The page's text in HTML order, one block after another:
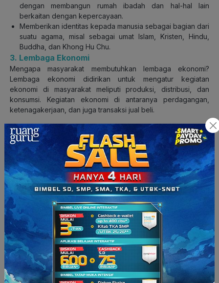
dengan membangun rumah ibadah dan hal-hal lain
berkaitan dengan kepercayaan.
Memberikan identitas kepada manusia sebagai bagian dari
suatu agama, misal sebagai umat Islam, Kristen, Hindu,
Buddha, dan Khong Hu Chu.
3. Lembaga Ekonomi
Mengapa masyarakat membutuhkan lembaga ekonomi?
Lembaga ekonomi didirikan untuk mengatur kegiatan
ekonomi di masyarakat meliputi produksi, distribusi, dan
konsumsi. Kegiatan ekonomi di antaranya perdagangan,
ketenagakerjaan, dan juga transaksi jual beli.
Contoh dari lembaga ekonomi adalah Badan Usaha Milik
Negara (BUMN), Badan Usaha Milik Swasta (BUMS), dan
perusahaan.
Untuk lebih jelasnya, kita akan lihat beberapa fungsi dari
lembaga ekonomi seperti berikut:
Lembaga ekonomi memberi pedoman pertukaran barang
Lembaga ekonomi memberi pedoman tentang
ketenagakerjaan.
Lembaga ekonomi memberi pedoman tentang cara
mendapatkan barang atau bahan baku
Lembaga ekonomi memberi pedoman tentang harga jual
barang di pasar.
4. Lembaga Pendidikan
Lembaga pendidikan adalah lembaga yang bertanggung